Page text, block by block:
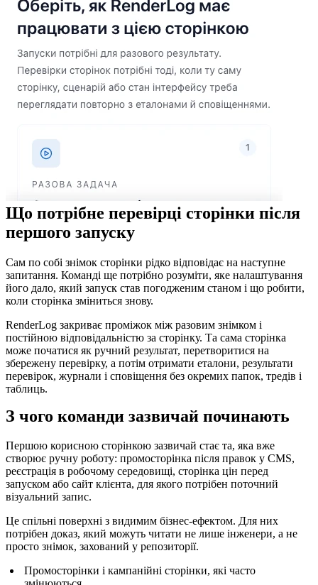
Що потрібне перевірці сторінки після
першого запуску
Сам по собі знімок сторінки рідко відповідає на наступне
запитання. Команді ще потрібно розуміти, яке налаштування
його дало, який запуск став погодженим станом і що робити,
коли сторінка зміниться знову.
RenderLog закриває проміжок між разовим знімком і
постійною відповідальністю за сторінку. Та сама сторінка
може початися як ручний результат, перетворитися на
збережену перевірку, а потім отримати еталони, результати
перевірок, журнали і сповіщення без окремих папок, тредів і
таблиць.
З чого команди зазвичай починають
Першою корисною сторінкою зазвичай стає та, яка вже
створює ручну роботу: промосторінка після правок у CMS,
реєстрація в робочому середовищі, сторінка цін перед
запуском або сайт клієнта, для якого потрібен поточний
візуальний запис.
Це спільні поверхні з видимим бізнес-ефектом. Для них
потрібен доказ, який можуть читати не лише інженери, а не
просто знімок, захований у репозиторії.
Промосторінки і кампанійні сторінки, які часто